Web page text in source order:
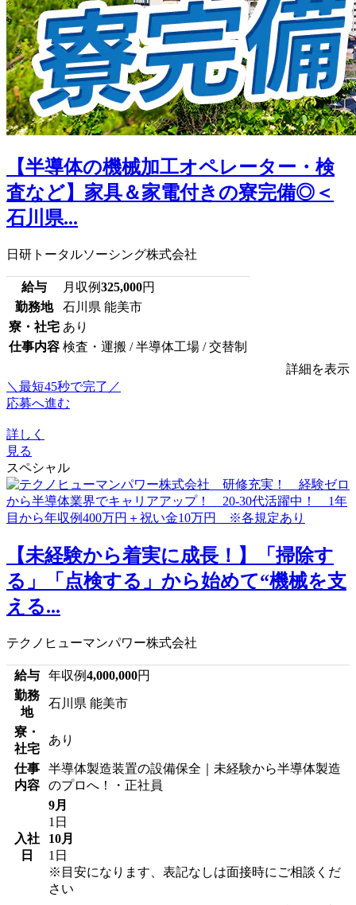
【半導体の機械加工オペレーター・検
査など】家具＆家電付きの寮完備◎＜
石川県...
日研トータルソーシング株式会社
給与 月収例325,000円
勤務地
石川県 能美市
寮・社宅 あり
仕事内容 検査・運搬 / 半導体工場 / 交替制
詳細を表示
＼最短45秒で完了／
応募へ進む
詳しく
見る
スペシャル
【未経験から着実に成長！】「掃除す
る」「点検する」から始めて“機械を支
える...
テクノヒューマンパワー株式会社
給与 年収例4,000,000円
勤務
地
石川県 能美市
寮・
社宅
あり
仕事
内容
半導体製造装置の設備保全｜未経験から半導体製造
のプロへ！・正社員
入社
日
9月
1日
10月
1日
※目安になります、表記なしは面接時にご相談くだ
さい